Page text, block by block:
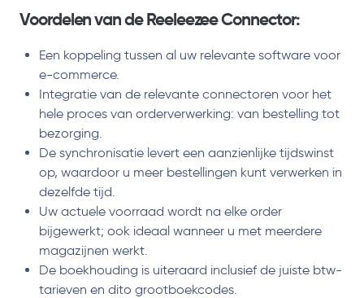
Voordelen van de Reeleezee Connector:
Een koppeling tussen al uw relevante software voor
e-commerce.
Integratie van de relevante connectoren voor het
hele proces van orderverwerking: van bestelling tot
bezorging.
De synchronisatie levert een aanzienlijke tijdswinst
op, waardoor u meer bestellingen kunt verwerken in
dezelfde tijd.
Uw actuele voorraad wordt na elke order
bijgewerkt; ook ideaal wanneer u met meerdere
magazijnen werkt.
De boekhouding is uiteraard inclusief de juiste btw-
tarieven en dito grootboekcodes.